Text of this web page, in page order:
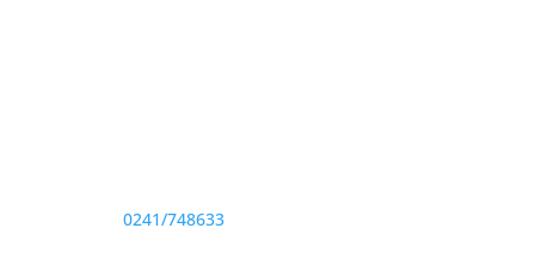
0241/748633